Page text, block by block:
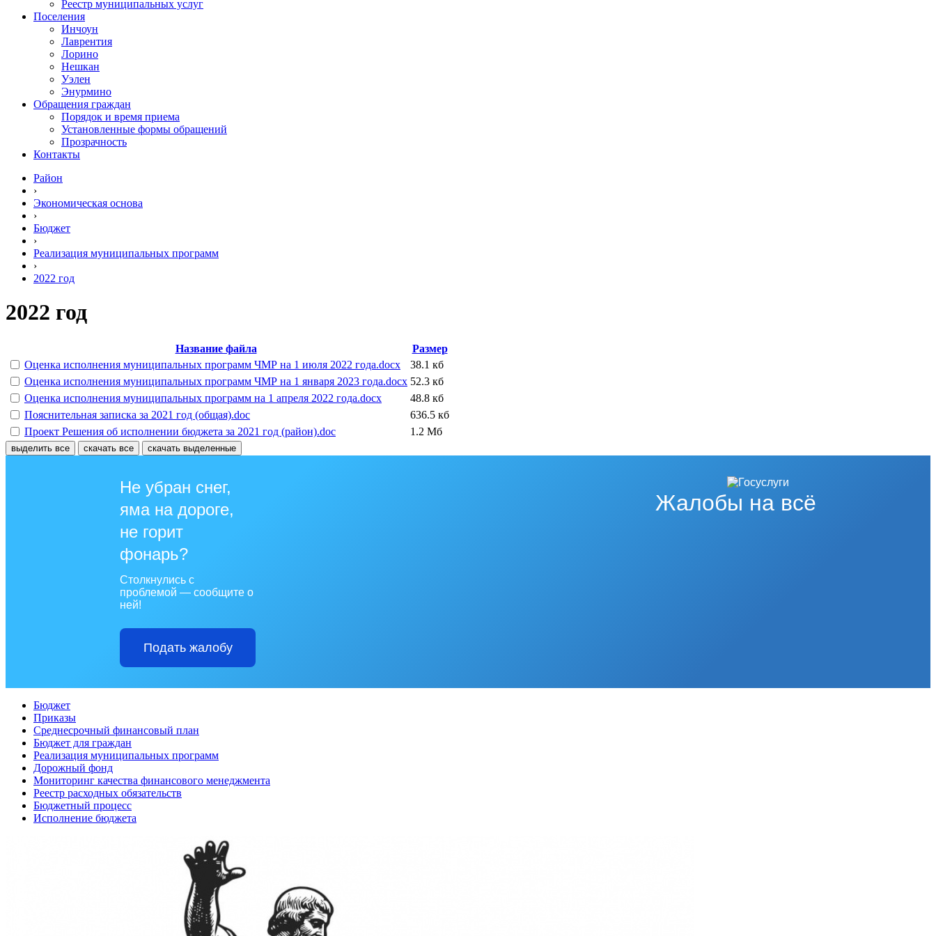
Реестр муниципальных услуг
Поселения
Инчоун
Лаврентия
Лорино
Нешкан
Уэлен
Энурмино
Обращения граждан
Порядок и время приема
Установленные формы обращений
Прозрачность
Контакты
Район
›
Экономическая основа
›
Бюджет
›
Реализация муниципальных программ
›
2022 год
2022 год
Название файла
Размер
Оценка исполнения муниципальных программ ЧМР на 1 июля 2022 года.docx
38.1 кб
Оценка исполнения муниципальных программ ЧМР на 1 января 2023 года.docx 52.3 кб
Оценка исполнения муниципальных программ на 1 апреля 2022 года.docx
48.8 кб
Пояснительная записка за 2021 год (общая).doc
636.5 кб
Проект Решения об исполнении бюджета за 2021 год (район).doc
1.2 Мб
выделить все скачать все скачать выделенные
Жалобы на всё
Не убран снег,
яма на дороге,
не горит
фонарь?
Столкнулись с
проблемой — сообщите о
ней!
Подать жалобу
Бюджет
Приказы
Среднесрочный финансовый план
Бюджет для граждан
Реализация муниципальных программ
Дорожный фонд
Мониторинг качества финансового менеджмента
Реестр расходных обязательств
Бюджетный процесс
Исполнение бюджета